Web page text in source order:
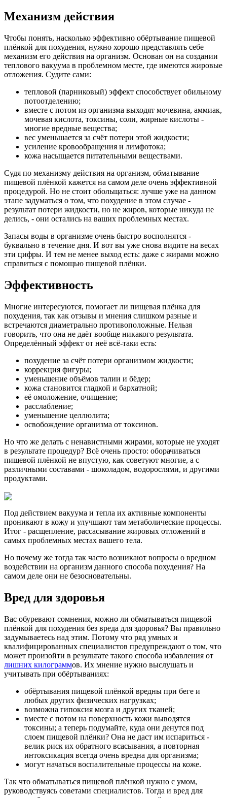
Механизм действия
Чтобы понять, насколько эффективно обёртывание пищевой
плёнкой для похудения, нужно хорошо представлять себе
механизм его действия на организм. Основан он на создании
теплового вакуума в проблемном месте, где имеются жировые
отложения. Судите сами:
тепловой (парниковый) эффект способствует обильному
потоотделению;
вместе с потом из организма выходят мочевина, аммиак,
мочевая кислота, токсины, соли, жирные кислоты -
многие вредные вещества;
вес уменьшается за счёт потери этой жидкости;
усиление кровообращения и лимфотока;
кожа насыщается питательными веществами.
Судя по механизму действия на организм, обматывание
пищевой плёнкой кажется на самом деле очень эффективной
процедурой. Но не стоит обольщаться: лучше уже на данном
этапе задуматься о том, что похудение в этом случае -
результат потери жидкости, но не жиров, которые никуда не
делись, - они остались на ваших проблемных местах.
Запасы воды в организме очень быстро восполнятся -
буквально в течение дня. И вот вы уже снова видите на весах
эти цифры. И тем не менее выход есть: даже с жирами можно
справиться с помощью пищевой плёнки.
Эффективность
Многие интересуются, помогает ли пищевая плёнка для
похудения, так как отзывы и мнения слишком разные и
встречаются диаметрально противоположные. Нельзя
говорить, что она не даёт вообще никакого результата.
Определённый эффект от неё всё-таки есть:
похудение за счёт потери организмом жидкости;
коррекция фигуры;
уменьшение объёмов талии и бёдер;
кожа становится гладкой и бархатной;
её омоложение, очищение;
расслабление;
уменьшение целлюлита;
освобождение организма от токсинов.
Но что же делать с ненавистными жирами, которые не уходят
в результате процедур? Всё очень просто: оборачиваться
пищевой плёнкой не впустую, как советуют многие, а с
различными составами - шоколадом, водорослями, и другими
продуктами.
Под действием вакуума и тепла их активные компоненты
проникают в кожу и улучшают там метаболические процессы.
Итог - расщепление, рассасывание жировых отложений в
самых проблемных местах вашего тела.
Но почему же тогда так часто возникают вопросы о вредном
воздействии на организм данного способа похудения? На
самом деле они не безосновательны.
Вред для здоровья
Вас обуревают сомнения, можно ли обматываться пищевой
плёнкой для похудения без вреда для здоровья? Вы правильно
задумываетесь над этим. Потому что ряд умных и
квалифицированных специалистов предупреждают о том, что
может произойти в результате такого способа избавления от
лишних килограммов. Их мнение нужно выслушать и
учитывать при обёртываниях:
обёртывания пищевой плёнкой вредны при беге и
любых других физических нагрузках;
возможна гипоксия мозга и других тканей;
вместе с потом на поверхность кожи выводятся
токсины; а теперь подумайте, куда они денутся под
слоем пищевой плёнки? Она не даст им испариться -
велик риск их обратного всасывания, а повторная
интоксикация всегда очень вредна для организма;
могут начаться воспалительные процессы на коже.
Так что обматываться пищевой плёнкой нужно с умом,
руководствуясь советами специалистов. Тогда и вред для